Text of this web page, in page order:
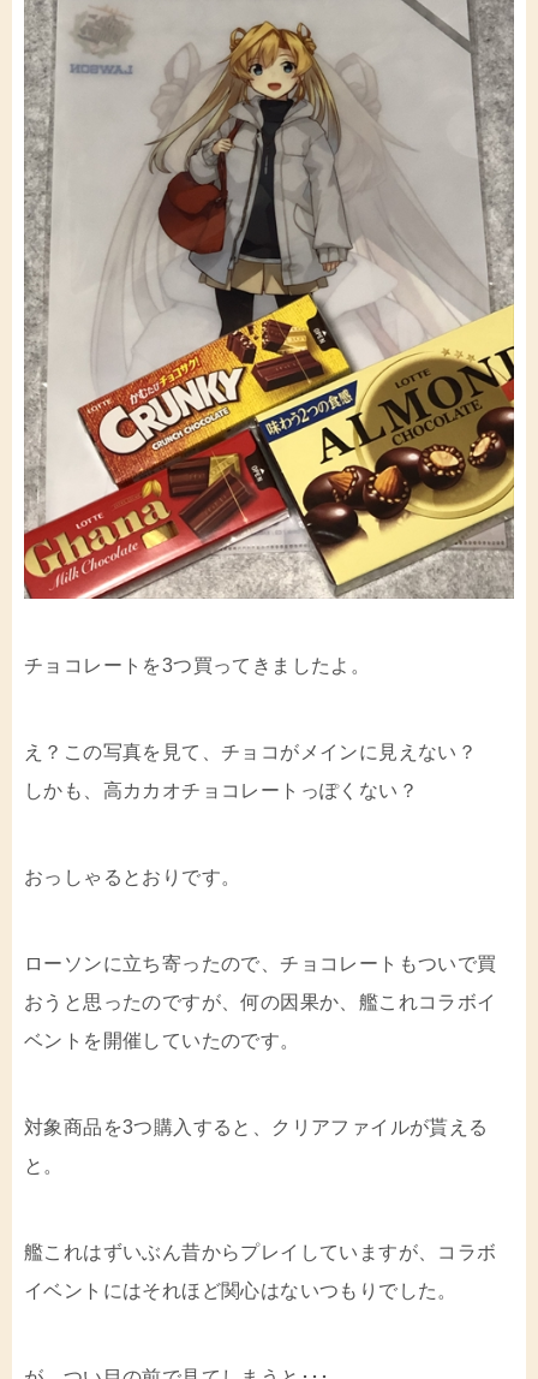
チョコレートを3つ買ってきましたよ。
え？この写真を見て、チョコがメインに見えない？
しかも、高カカオチョコレートっぽくない？
おっしゃるとおりです。
ローソンに立ち寄ったので、チョコレートもついで買
おうと思ったのですが、何の因果か、艦これコラボイ
ベントを開催していたのです。
対象商品を3つ購入すると、クリアファイルが貰える
と。
艦これはずいぶん昔からプレイしていますが、コラボ
イベントにはそれほど関心はないつもりでした。